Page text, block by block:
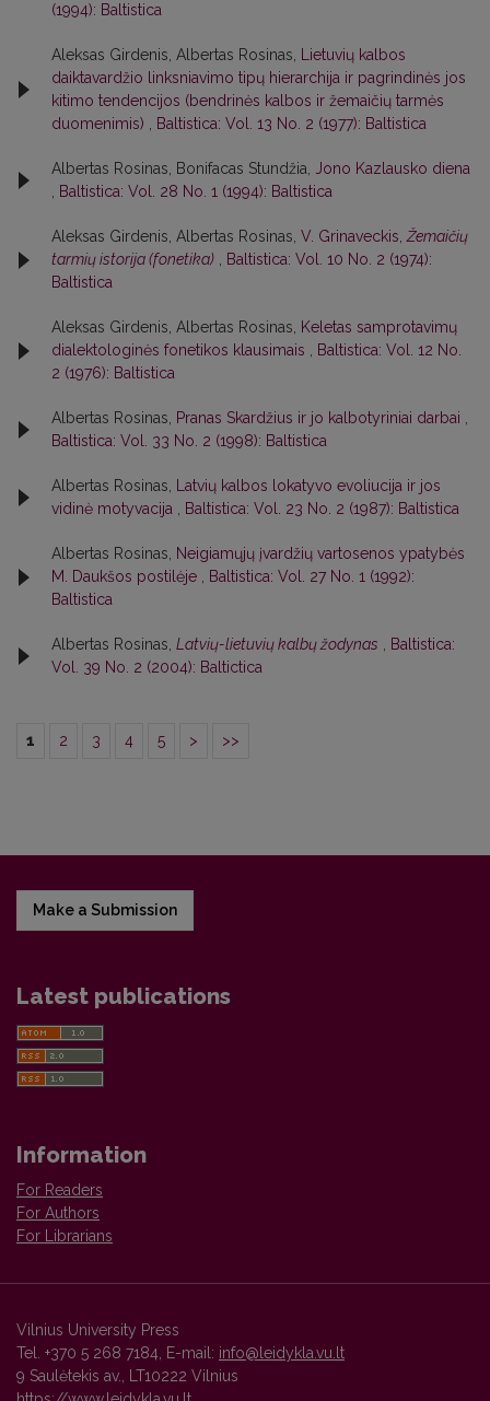
(1994): Baltistica
Aleksas Girdenis, Albertas Rosinas, Lietuvių kalbos
daiktavardžio linksniavimo tipų hierarchija ir pagrindinės jos
kitimo tendencijos (bendrinės kalbos ir žemaičių tarmės
duomenimis) , Baltistica: Vol. 13 No. 2 (1977): Baltistica
Albertas Rosinas, Bonifacas Stundžia, Jono Kazlausko diena
, Baltistica: Vol. 28 No. 1 (1994): Baltistica
Aleksas Girdenis, Albertas Rosinas, V. Grinaveckis,Žemaičių
tarmių istorija (fonetika) , Baltistica: Vol. 10 No. 2 (1974):
Baltistica
Aleksas Girdenis, Albertas Rosinas, Keletas samprotavimų
dialektologinės fonetikos klausimais , Baltistica: Vol. 12 No.
2 (1976): Baltistica
Albertas Rosinas, Pranas Skardžius ir jo kalbotyriniai darbai ,
Baltistica: Vol. 33 No. 2 (1998): Baltistica
Albertas Rosinas, Latvių kalbos lokatyvo evoliucija ir jos
vidinė motyvacija , Baltistica: Vol. 23 No. 2 (1987): Baltistica
Albertas Rosinas, Neigiamųjų įvardžių vartosenos ypatybės
M. Daukšos postilėje , Baltistica: Vol. 27 No. 1 (1992):
Baltistica
Albertas Rosinas, Latvių-lietuvių kalbų žodynas , Baltistica:
Vol. 39 No. 2 (2004): Baltictica
1 2 3 4 5 > >>
Make a Submission
Latest publications
Information
For Readers
For Authors
For Librarians
Vilnius University Press
Tel. +370 5 268 7184, E-mail: info@leidykla.vu.lt
9 Saulėtekis av., LT10222 Vilnius